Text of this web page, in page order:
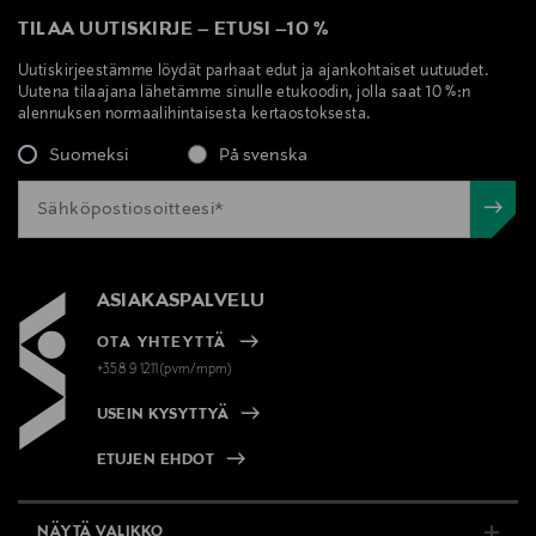
Avainsanat
retinol, retinoid, kosteuttava seerumi, seerumi,
skvalaani
TILAA UUTISKIRJE – ETUSI –10 %
Uutiskirjeestämme löydät parhaat edut ja ajankohtaiset uutuudet.
Uutena tilaajana lähetämme sinulle etukoodin, jolla saat 10 %:n
alennuksen normaalihintaisesta kertaostoksesta.
Suomeksi På svenska
ASIAKASPALVELU
OTA YHTEYTTÄ
+358 9 1211(pvm/mpm)
USEIN KYSYTTYÄ
ETUJEN EHDOT
NÄYTÄ VALIKKO